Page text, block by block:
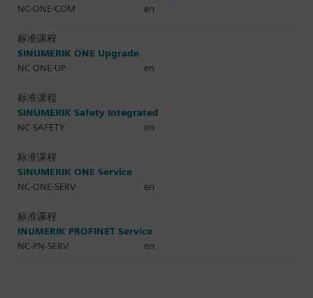
NC-ONE-COM
en
标准课程
SINUMERIK ONE Upgrade
NC-ONE-UP
en
标准课程
SINUMERIK Safety Integrated
NC-SAFETY
en
标准课程
SINUMERIK ONE Service
NC-ONE-SERV
en
标准课程
INUMERIK PROFINET Service
NC-PN-SERV
en